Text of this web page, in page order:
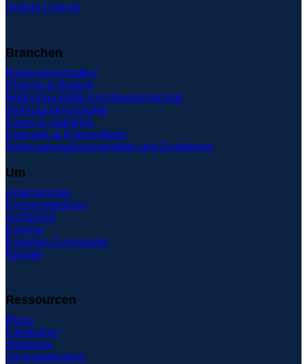
Unsere Lösung
Branchen
Biowissenschaften
Pharma & Biotech
Medizinprodukte und Medizintechnik
Verbraucherprodukte
Essen & Getränke
Kosmetik & Körperpflege
Nahrungsergänzungsmittel und Ernährung
Um
Unternehmen
Pressemitteilung
Sicherheit
Karriere
Experten-Community
Kontakt
Ressourcen
Blogs
Fallstudien
Webinare
Veranstaltungen